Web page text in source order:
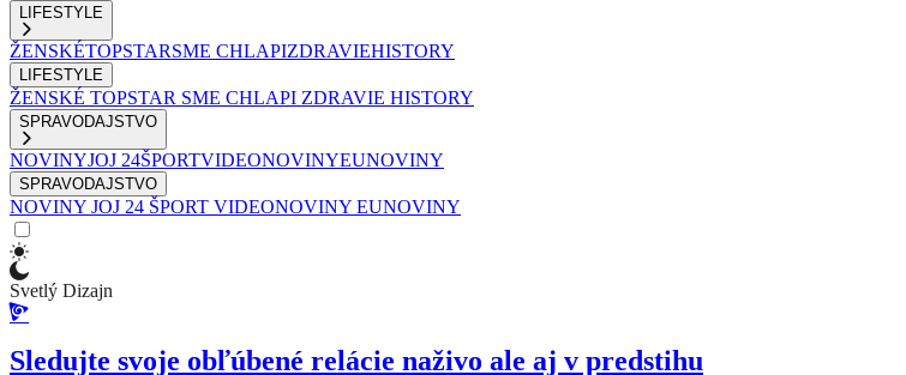
LIFESTYLE
ŽENSKÉTOPSTARSME CHLAPIZDRAVIEHISTORY
LIFESTYLE
ŽENSKÉ TOPSTAR SME CHLAPI ZDRAVIE HISTORY
SPRAVODAJSTVO
NOVINYJOJ 24ŠPORTVIDEONOVINYEUNOVINY
SPRAVODAJSTVO
NOVINY JOJ 24 ŠPORT VIDEONOVINY EUNOVINY
Svetlý Dizajn
Sledujte svoje obľúbené relácie naživo ale aj v predstihu